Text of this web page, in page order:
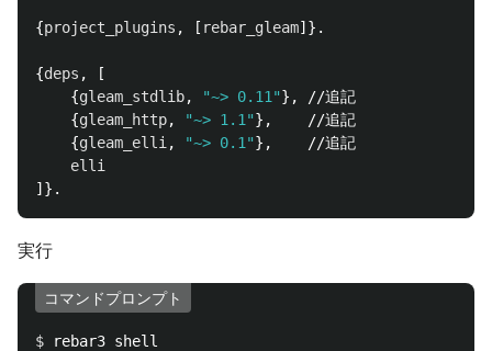
{project_plugins , [ rebar_gleam]}.
{deps , [
    {
gleam_stdlib, "~> 0.11"}, //追記
    {
gleam_http, "~> 1.1"},    //追記
    {
gleam_elli , "~> 0.1"},    //追記
elli
実行
コマンドプロンプト
$